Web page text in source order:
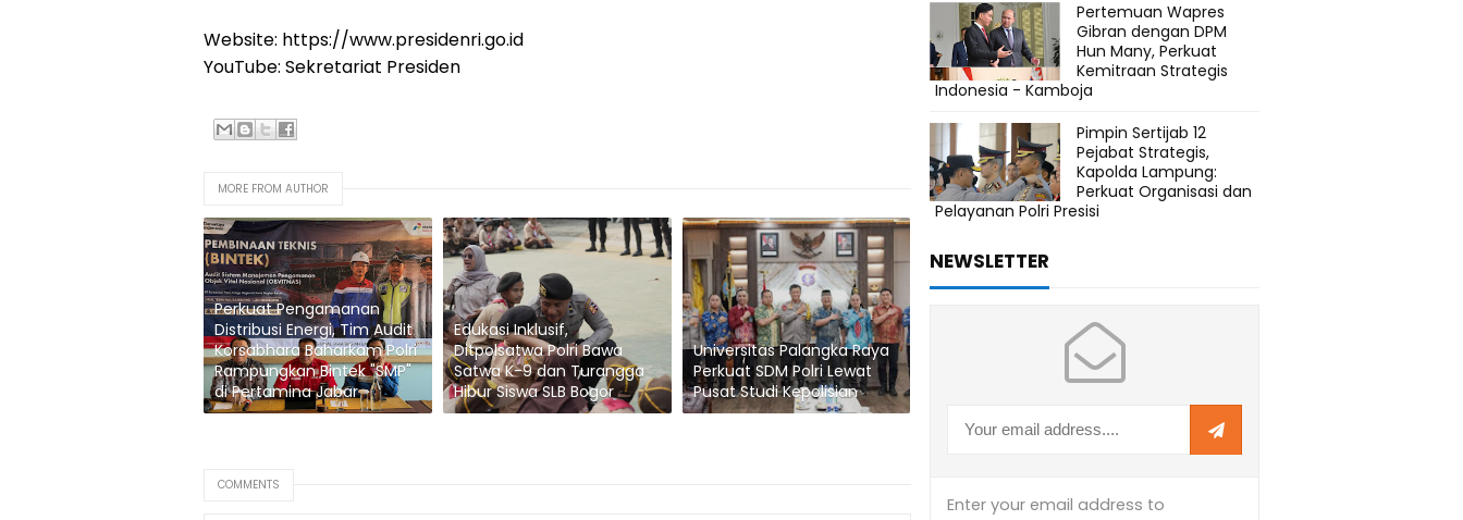
Website: https://www.presidenri.go.id
YouTube: Sekretariat Presiden
MORE FROM AUTHOR
Perkuat Pengamanan
Distribusi Energi, Tim Audit
Korsabhara Baharkam Polri
Rampungkan Bintek "SMP"
di Pertamina Jabar
Edukasi Inklusif,
Ditpolsatwa Polri Bawa
Satwa K-9 dan Turangga
Hibur Siswa SLB Bogor
Universitas Palangka Raya
Perkuat SDM Polri Lewat
Pusat Studi Kepolisian
COMMENTS
Pertemuan Wapres
Gibran dengan DPM
Hun Many, Perkuat
Kemitraan Strategis
Indonesia - Kamboja
Pimpin Sertijab 12
Pejabat Strategis,
Kapolda Lampung:
Perkuat Organisasi dan
Pelayanan Polri Presisi
NEWSLETTER